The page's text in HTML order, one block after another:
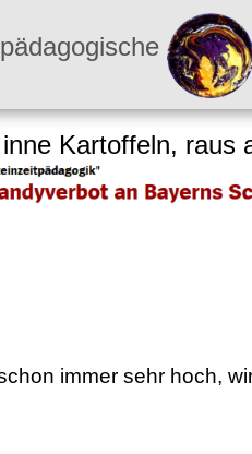
pädagogische